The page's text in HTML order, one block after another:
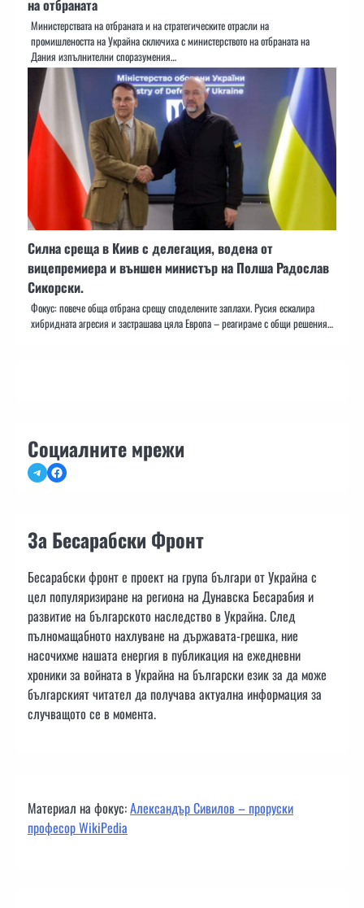
на отбраната
Министерствата на отбраната и на стратегическите отрасли на
промишлеността на Украйна сключиха с министерството на отбраната на
Дания изпълнителни споразумения…
Силна среща в Киив с делегация, водена от
вицепремиера и външен министър на Полша Радослав
Сикорски.
Фокус: повече обща отбрана срещу споделените заплахи. Русия ескалира
хибридната агресия и застрашава цяла Европа – реагираме с общи решения…
Социалните мрежи
TelegramFacebook
За Бесарабски Фронт
Бесарабски фронт е проект на група българи от Украйна с
цел популяризиране на региона на Дунавска Бесарабия и
развитие на българското наследство в Украйна. След
пълномащабното нахлуване на държавата-грешка, ние
насочихме нашата енергия в публикация на ежедневни
хроники за войната в Украйна на български език за да може
българският читател да получава актуална информация за
случващото се в момента.
Материал на фокус:Александър Сивилов – проруски
професор WikiPedia